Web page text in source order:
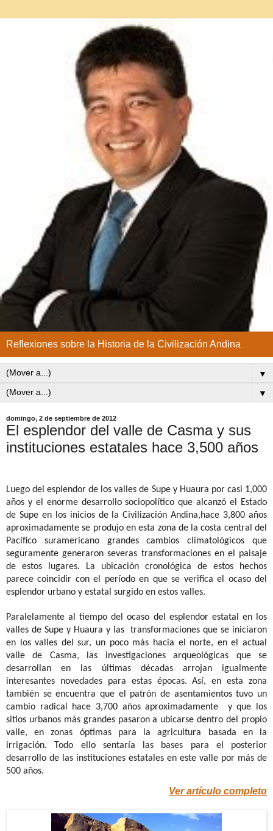
Reflexiones sobre la Historia de la Civilización Andina
▼
▼
domingo, 2 de septiembre de 2012
El esplendor del valle de Casma y sus
instituciones estatales hace 3,500 años
Luego del esplendor de los valles de Supe y Huaura por casi 1,000
años y el enorme desarrollo sociopolítico que alcanzó el Estado
de Supe en los inicios de la Civilización Andina,hace 3,800 años
aproximadamente se produjo en esta zona de la costa central del
Pacífico suramericano grandes cambios climatológicos que
seguramente generaron severas transformaciones en el paisaje
de estos lugares. La ubicación cronológica de estos hechos
parece coincidir con el período en que se verifica el ocaso del
esplendor urbano y estatal surgido en estos valles.
Paralelamente al tiempo del ocaso del esplendor estatal en los
valles de Supe y Huaura y las transformaciones que se iniciaron
en los valles del sur, un poco más hacia el norte, en el actual
valle de Casma, las investigaciones arqueológicas que se
desarrollan en las últimas décadas arrojan igualmente
interesantes novedades para estas épocas. Así, en esta zona
también se encuentra que el patrón de asentamientos tuvo un
cambio radical hace 3,700 años aproximadamente
y que los
sitios urbanos más grandes pasaron a ubicarse dentro del propio
valle, en zonas óptimas para la agricultura basada en la
irrigación. Todo ello sentaría las bases para el posterior
desarrollo de las instituciones estatales en este valle por más de
500 años.
Ver artículo completo